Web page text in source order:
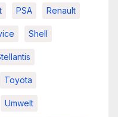
PSA Renault
Shell
Toyota
Umwelt